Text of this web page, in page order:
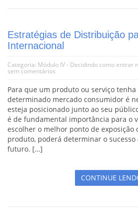
Estratégias de Distribuição
Internacional
Categoria: Módulo IV - Decidindo como entrar
sem comentários
Para que um produto ou serviço tenha
determinado mercado consumidor é
esteja posicionado junto ao seu
é de fundamental importância para o
escolher o melhor ponto de
produto, poderá determinar o sucesso
futuro. […]
CONTINUE